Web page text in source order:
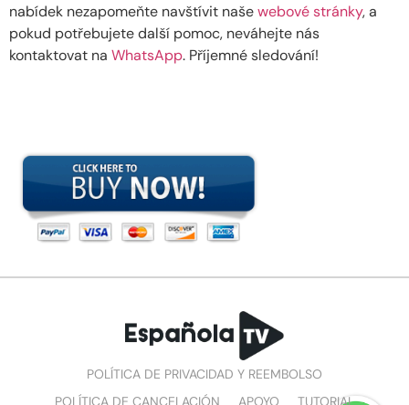
nabídek nezapomeňte navštívit našewebové stránky, a
pokud potřebujete další pomoc, neváhejte nás
kontaktovat na WhatsApp. Příjemné sledování!
POLÍTICA DE PRIVACIDAD Y REEMBOLSO